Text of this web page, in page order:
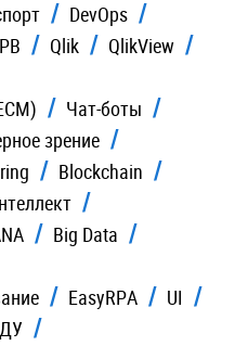
DevOps
Qlik
QlikView
Чат-боты
зрение
Blockchain
Big Data
EasyRPA
UI